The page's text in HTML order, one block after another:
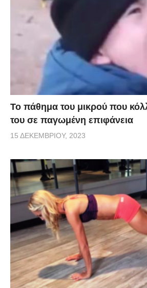
Το πάθημα του μικρού που
του σε παγωμένη επιφάνεια
15 ΔΕΚΕΜΒΡΊΟΥ, 2023